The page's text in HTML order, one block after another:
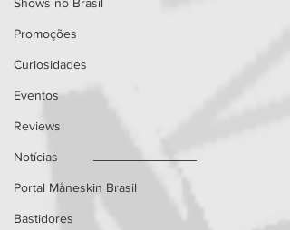
Promoções
Curiosidades
Eventos
Reviews
Notícias
Portal Måneskin Brasil
Bastidores